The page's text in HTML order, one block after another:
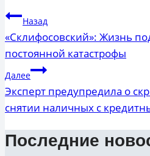
Навигация
по
записям
Назад
«Склифосовский»: Жизнь
постоянной катастрофы
Далее
Эксперт предупредила о
снятии наличных с
Последние